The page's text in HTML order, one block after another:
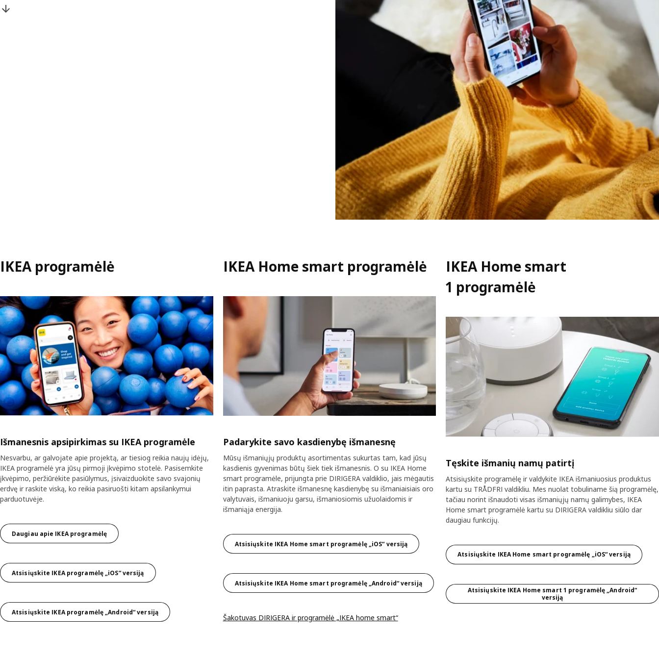
IKEA programėlė
Išmanesnis apsipirkimas su IKEA programėle
Nesvarbu, ar galvojate apie projektą, ar tiesiog reikia naujų idėjų,
IKEA programėlė yra jūsų pirmoji įkvėpimo stotelė. Pasisemkite
įkvėpimo, peržiūrėkite pasiūlymus, įsivaizduokite savo svajonių
erdvę ir raskite viską, ko reikia pasiruošti kitam apsilankymui
parduotuvėje.
Daugiau apie IKEA programėlę
Atsisiųskite IKEA programėlę „iOS“ versiją
Atsisiųskite IKEA programėlę „Android“ versiją
IKEA Home smart programėlė
Padarykite savo kasdienybę išmanesnę
Mūsų išmaniųjų produktų asortimentas sukurtas tam, kad jūsų
kasdienis gyvenimas būtų šiek tiek išmanesnis. O su IKEA Home
smart programėle, prijungta prie DIRIGERA valdiklio, jais mėgautis
itin paprasta. Atraskite išmanesnę kasdienybę su išmaniaisiais oro
valytuvais, išmaniuoju garsu, išmaniosiomis užuolaidomis ir
išmaniąja energija.
Atsisiųskite IKEA Home smart programėlę „iOS“ versiją
Atsisiųskite IKEA Home smart programėlę „Android“ versiją
Šakotuvas DIRIGERA ir programėlė „IKEA home smart“
IKEA Home smart
1 programėlė
Tęskite išmanių namų patirtį
Atsisiųskite programėlę ir valdykite IKEA išmaniuosius produktus
kartu su TRÅDFRI valdikliu. Mes nuolat tobuliname šią programėlę,
tačiau norint išnaudoti visas išmaniųjų namų galimybes, IKEA
Home smart programėlė kartu su DIRIGERA valdikliu siūlo dar
daugiau funkcijų.
Atsisiųskite IKEA Home smart programėlę „iOS“ versiją
Atsisiųskite IKEA Home smart 1 programėlę „Android“
versiją